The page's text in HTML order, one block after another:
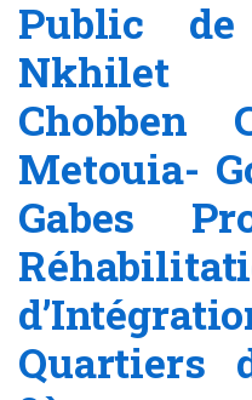
Public
Nkhilet
Chobben
Metouia-
Gabes
Quartiers